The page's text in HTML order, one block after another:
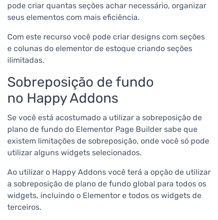
pode criar quantas seções achar necessário, organizar
seus elementos com mais eficiência.
Com este recurso você pode criar designs com seções
e colunas do elementor de estoque criando seções
ilimitadas.
Sobreposição de fundo
no Happy Addons
Se você está acostumado a utilizar a sobreposição de
plano de fundo do Elementor Page Builder sabe que
existem limitações de sobreposição, onde você só pode
utilizar alguns widgets selecionados.
Ao utilizar o Happy Addons você terá a opção de utilizar
a sobreposição de plano de fundo global para todos os
widgets, incluindo o Elementor e todos os widgets de
terceiros.